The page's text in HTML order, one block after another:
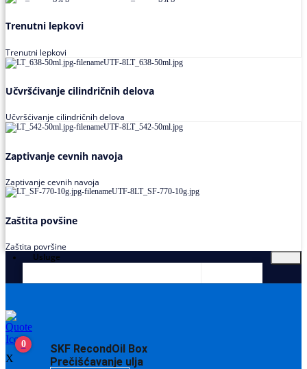
Trenutni lepkovi
Trenutni lepkovi
Učvršćivanje cilindričnih delova
Učvršćivanje cilindričnih delova
Zaptivanje cevnih navoja
Zaptivanje cevnih navoja
Zaštita povšine
Zaštita površine
Usluge
SKF RecondOil Box
Prečišćavanje ulja
0
X